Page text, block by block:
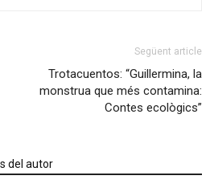
Següent article
Trotacuentos: “Guillermina, la
monstrua que més contamina:
Contes ecològics”
del autor